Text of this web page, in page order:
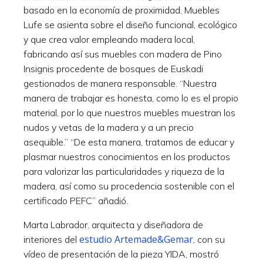
basado en la economía de proximidad. Muebles
Lufe se asienta sobre el diseño funcional, ecológico
y que crea valor empleando madera local,
fabricando así sus muebles con madera de Pino
Insignis procedente de bosques de Euskadi
gestionados de manera responsable. “Nuestra
manera de trabajar es honesta, como lo es el propio
material, por lo que nuestros muebles muestran los
nudos y vetas de la madera y a un precio
asequible.” “De esta manera, tratamos de educar y
plasmar nuestros conocimientos en los productos
para valorizar las particularidades y riqueza de la
madera, así como su procedencia sostenible con el
certificado PEFC” añadió.
Marta Labrador, arquitecta y diseñadora de
interiores del estudio Artemade&Gemar, con su
vídeo de presentación de la pieza YIDA, mostró